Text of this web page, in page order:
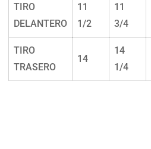
TIRO
DELANTERO
11
1/2
11
3/4
TIRO
TRASERO
14
14
1/4